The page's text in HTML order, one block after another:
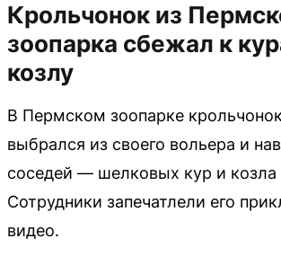
Крольчонок из
зоопарка сбежал к
козлу
В Пермском зоопарке
выбрался из своего вольера и
соседей — шелковых кур и козла
Сотрудники запечатлели его
видео.